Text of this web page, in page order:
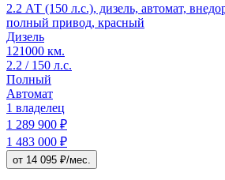
2.2 АТ (150 л.с.), дизель, автомат,
полный привод, красный
Дизель
121000 км.
2.2 / 150 л.с.
Полный
Автомат
1 владелец
1 289 900 ₽
1 483 000 ₽
от 14 095 ₽/мес.